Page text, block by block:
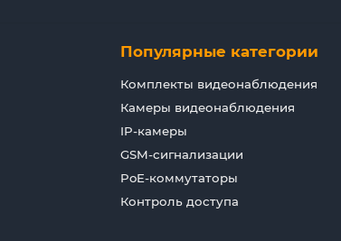
Популярные категории
Комплекты видеонаблюдения
Камеры видеонаблюдения
IP-камеры
GSM-сигнализации
PoE-коммутаторы
Контроль доступа